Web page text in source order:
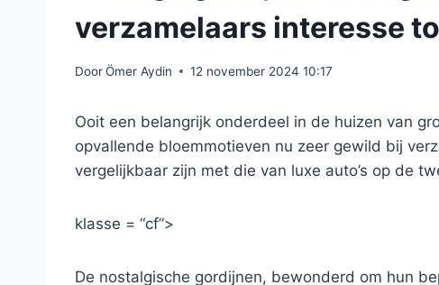
verzamelaars interesse
DoorÖmer Aydin 12 november 2024 10:17
Ooit een belangrijk onderdeel in de huizen van
opvallende bloemmotieven nu zeer gewild bij
vergelijkbaar zijn met die van luxe auto’s op de
klasse = “cf”>
De nostalgische gordijnen, bewonderd om hun